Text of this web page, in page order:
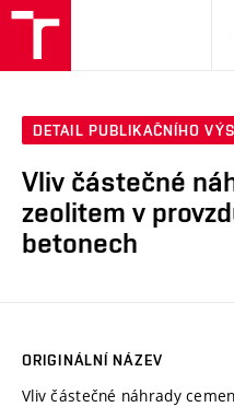
DETAIL PUBLIKAČNÍHO
Vliv částečné
zeolitem v
betonech
ORIGINÁLNÍ NÁZEV
Vliv částečné náhrady